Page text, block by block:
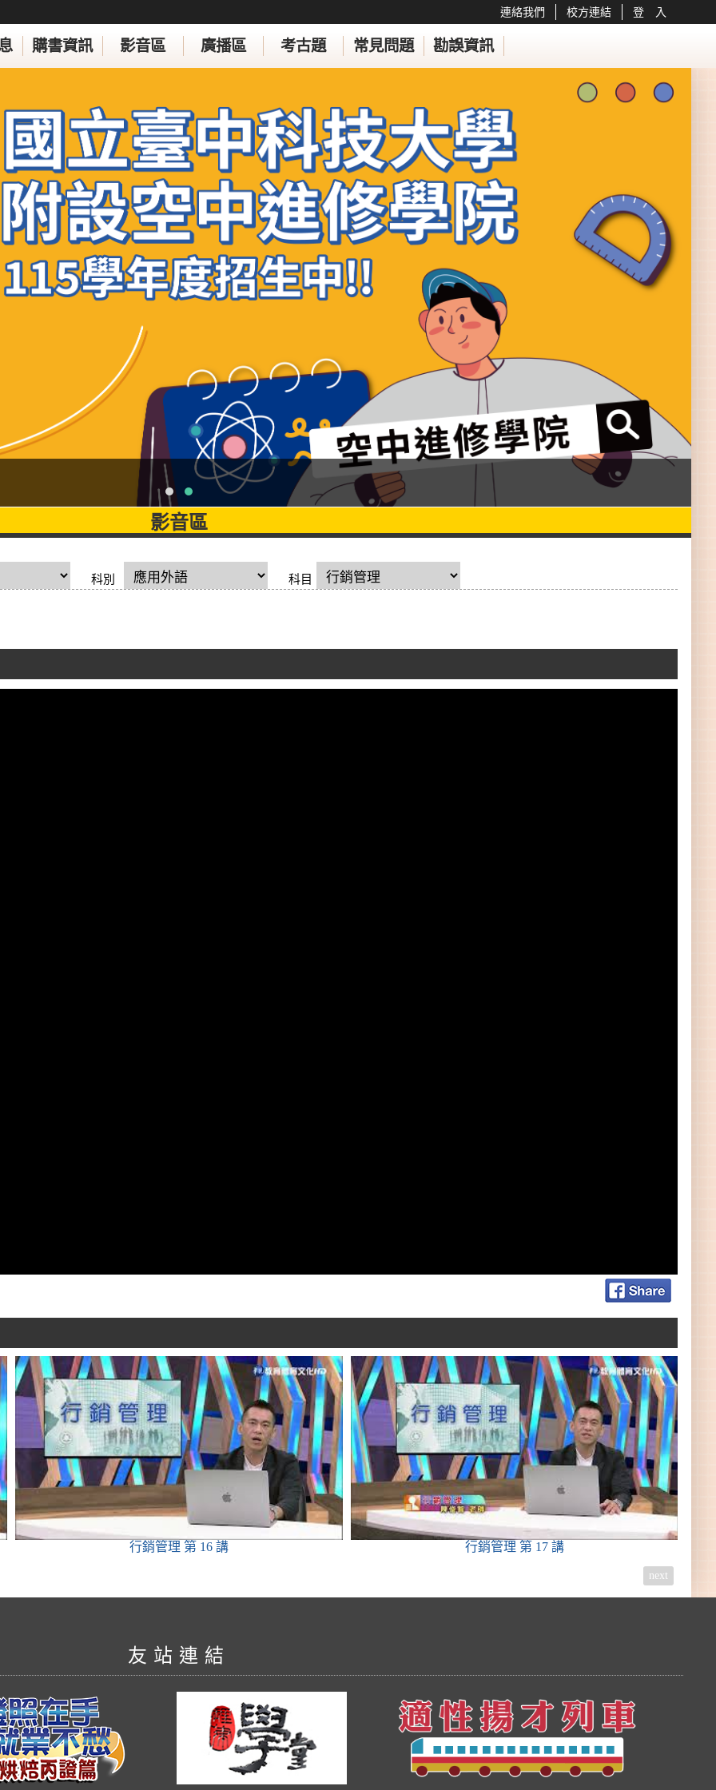
購書資訊 影音區 廣播區 考古題 常見問題 勘誤資訊
連絡我們 校方連結 登 入
影音區
科別 科目
行銷管理 第 16 講 行銷管理 第 17 講
next
友站連結